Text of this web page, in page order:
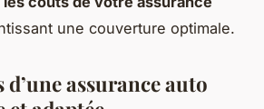
une couverture optimale.
d’une assurance auto